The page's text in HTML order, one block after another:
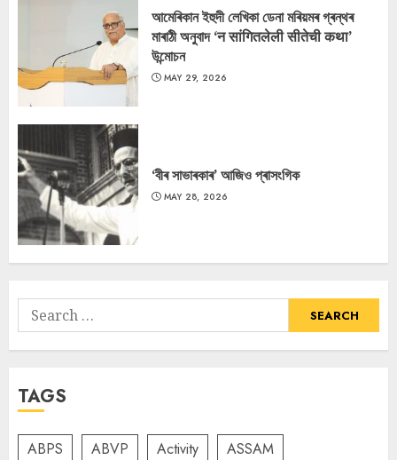
আমেৰিকান ইহুদী লেখিকা ডেনা মৰিয়মৰ গ্ৰন্থৰ
মাৰাঠী অনুবাদ ‘न सांगितलेली सीतेची कथा’
উন্মোচন
MAY 29, 2026
‘বীৰ সাভাৰকাৰ’ আজিও প্ৰাসংগিক
MAY 28, 2026
Search
for:
TAGS
ABPS ABVP Activity
ASSAM